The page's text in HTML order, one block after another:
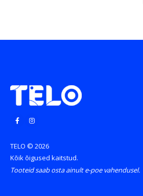
TELO © 2026
Kõik õigused kaitstud.
Tooteid saab osta ainult e-poe vahendusel.